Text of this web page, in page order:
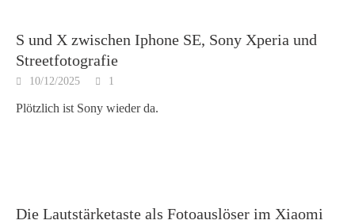
S und X zwischen Iphone SE, Sony Xperia und
Streetfotografie
10/12/2025 1
Plötzlich ist Sony wieder da.
Die Lautstärketaste als Fotoauslöser im Xiaomi